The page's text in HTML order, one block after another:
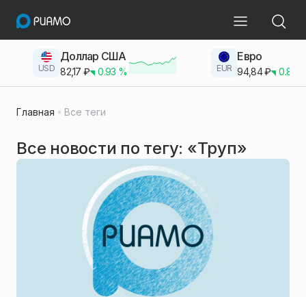
USD
Доллар США
82,17 ₽ 0.93 % EUR
Евро
94,84₽ 0.83
Главная Все теги
Все новости по тегу: «Труп»